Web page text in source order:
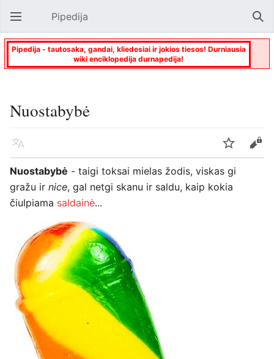
Atverti pagrindinį meniu Pipedija
Pipedija - tautosaka, gandai, kliedesiai ir jokios tiesos! Durniausia
wiki enciklopedija durnapedija!
Nuostabybė
Kalba Stebėti
Keisti
Nuostabybė - taigi toksai mielas žodis, viskas gi
gražu ir nice, gal netgi skanu ir saldu, kaip kokia
čiulpiama saldainė...